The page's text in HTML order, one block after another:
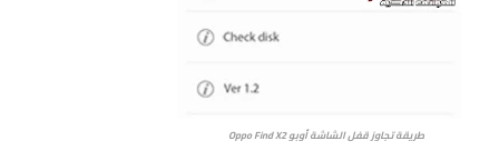
طريقة تجاوز قفل الشاشة أوبوOppo Find X2